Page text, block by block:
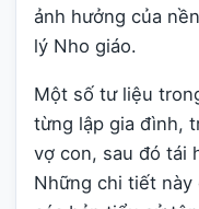
ảnh hưởng của
lý Nho giáo.
Một số tư liệu
từng lập gia đình,
vợ con, sau đó tái
Những chi tiết